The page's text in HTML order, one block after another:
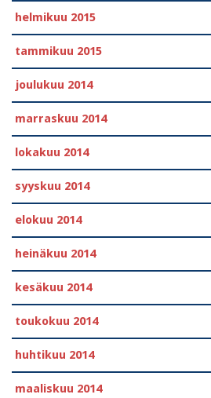
helmikuu 2015
tammikuu 2015
joulukuu 2014
marraskuu 2014
lokakuu 2014
syyskuu 2014
elokuu 2014
heinäkuu 2014
kesäkuu 2014
toukokuu 2014
huhtikuu 2014
maaliskuu 2014